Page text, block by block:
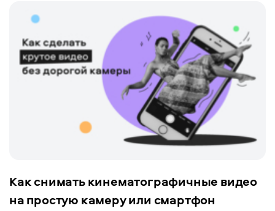
Как снимать кинематографичные видео
на простую камеру или смартфон